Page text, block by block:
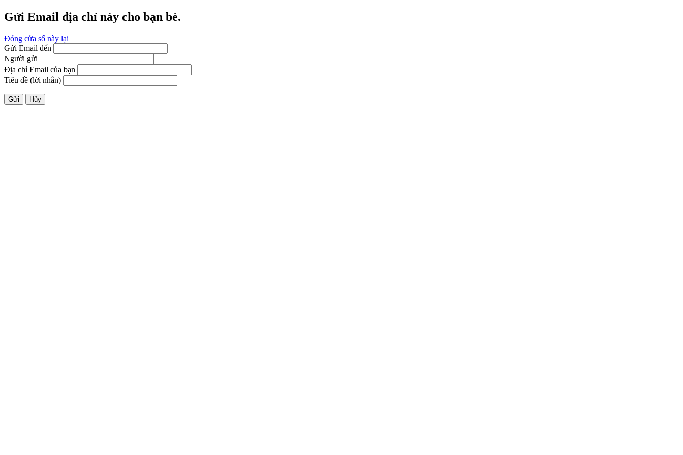
Gửi Email địa chỉ này cho bạn bè.
Đóng cửa sổ này lại
Gửi Email đến
Người gửi
Địa chỉ Email của bạn
Tiêu đề (lời nhắn)
Gửi Hủy